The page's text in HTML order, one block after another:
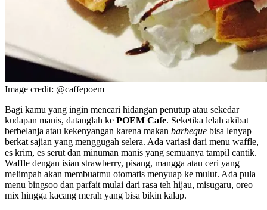
Image credit: @caffepoem
Bagi kamu yang ingin mencari hidangan penutup atau sekedar
kudapan manis, datanglah ke POEM Cafe. Seketika lelah akibat
berbelanja atau kekenyangan karena makan barbeque bisa lenyap
berkat sajian yang menggugah selera. Ada variasi dari menu waffle,
es krim, es serut dan minuman manis yang semuanya tampil cantik.
Waffle dengan isian strawberry, pisang, mangga atau ceri yang
melimpah akan membuatmu otomatis menyuap ke mulut. Ada pula
menu bingsoo dan parfait mulai dari rasa teh hijau, misugaru, oreo
mix hingga kacang merah yang bisa bikin kalap.